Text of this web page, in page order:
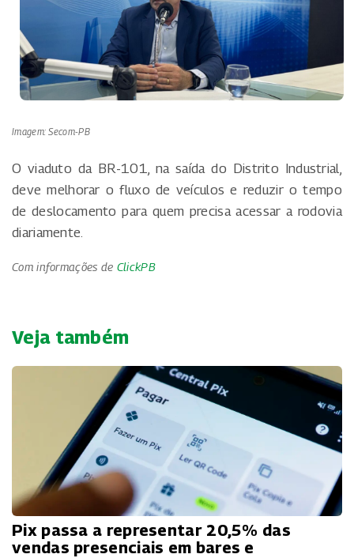
Imagem: Secom-PB
O viaduto da BR-101, na saída do Distrito Industrial,
deve melhorar o fluxo de veículos e reduzir o tempo
de deslocamento para quem precisa acessar a rodovia
diariamente.
Com informações de ClickPB
Veja também
Pix passa a representar 20,5% das
vendas presenciais em bares e